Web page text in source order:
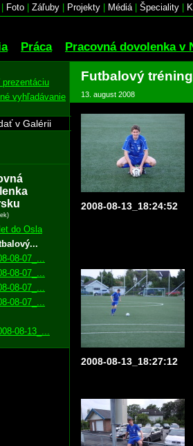
Foto Záľuby Projekty Médiá| Špeciality
Práca Pracovná dovolenka v
vyhľadávanie
do Osla
08-07_...
08-07_...
08-07_...
08-07_...
08-13_...
Futbalový tréning
13. august 2008
2008-08-13_18:24:52
2008-08-13_18:27:12